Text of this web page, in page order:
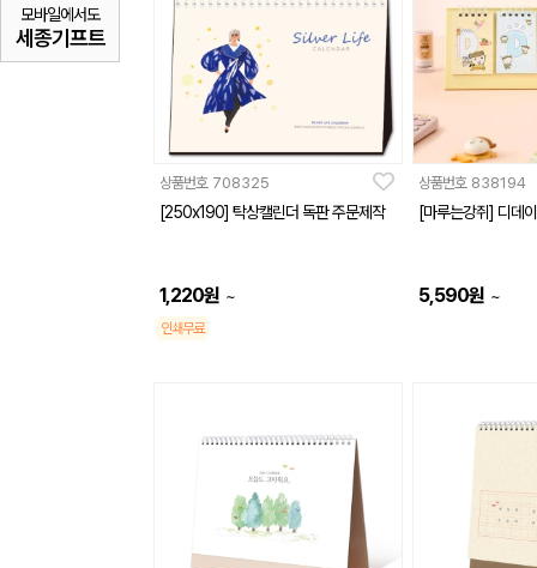
모바일에서도
세종기프트
상품번호 708325
[250x190] 탁상캘린더 독판 주문제작
1,220원 ~
인쇄무료
상품번호 838194
[마루는강쥐] 디데
5,590원 ~